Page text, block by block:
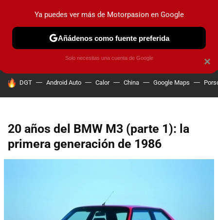
PRUEBAS COCHES ELÉCTRICOS OBSERVATORIO
HOY SE HABLA DE
DGT Android Auto Calor China Google Maps
20 años del BMW M3 (parte 1): la
primera generación de 1986
×
Ya puedes ver más de Motorpasion en Google
Añádenos como fuente preferida
Solo necesitas una cuenta de Google